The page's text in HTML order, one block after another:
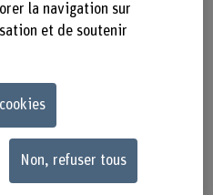
Dans ce numéro,
dans un voyage
actuels
la navigation sur
et de soutenir
Non, refuser tous